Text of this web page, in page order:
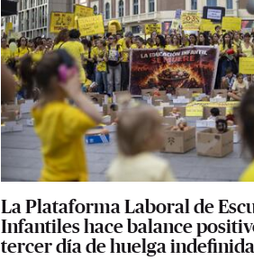
La Plataforma Laboral de
Infantiles hace balance
tercer día de huelga indefinida